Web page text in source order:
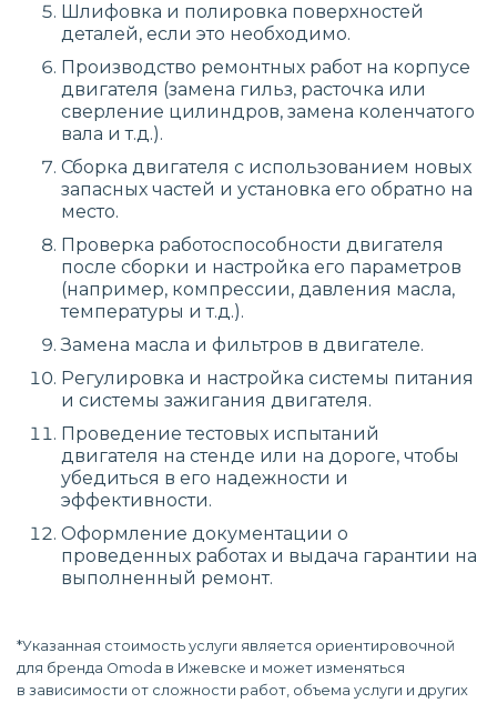
Шлифовка и полировка поверхностей
деталей, если это необходимо.
Производство ремонтных работ на корпусе
двигателя (замена гильз, расточка или
сверление цилиндров, замена коленчатого
вала и т.д.).
Сборка двигателя с использованием новых
запасных частей и установка его обратно на
место.
Проверка работоспособности двигателя
после сборки и настройка его параметров
(например, компрессии, давления масла,
температуры и т.д.).
Замена масла и фильтров в двигателе.
Регулировка и настройка системы питания
и системы зажигания двигателя.
Проведение тестовых испытаний
двигателя на стенде или на дороге, чтобы
убедиться в его надежности и
эффективности.
Оформление документации о
проведенных работах и выдача гарантии на
выполненный ремонт.
*Указанная стоимость услуги является ориентировочной
для бренда Omoda в Ижевске и может изменяться
в зависимости от сложности работ, объема услуги и других